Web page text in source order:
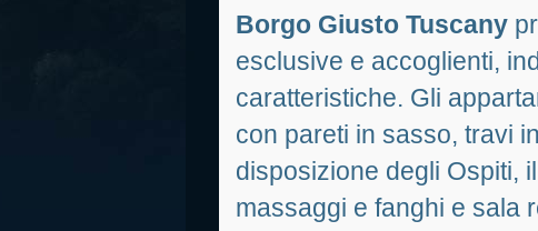
Borgo Giusto Tuscany
esclusive e accoglienti,
caratteristiche. Gli
con pareti in sasso, travi
disposizione degli Ospiti, il
massaggi e fanghi e sala